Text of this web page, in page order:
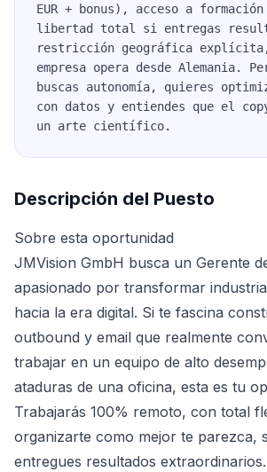
EUR + bonus), acceso a
libertad total si entregas
restricción geográfica
empresa opera desde Alemania.
buscas autonomía, quieres
con datos y entiendes que el
un arte científico.
Descripción del Puesto
Sobre esta oportunidad
JMVision GmbH busca un Gerente
apasionado por transformar
hacia la era digital. Si te fascina
outbound y email que realmente
trabajar en un equipo de alto
ataduras de una oficina, esta es tu
Trabajarás 100% remoto, con total
organizarte como mejor te parezca,
entregues resultados extraordinarios.